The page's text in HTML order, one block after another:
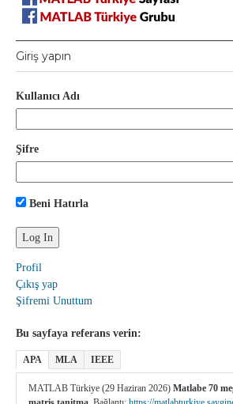
Giriş yapın
Kullanıcı Adı
Şifre
Beni Hatırla
Profil
Çıkış yap
Şifremi Unuttum
Bu sayfaya referans verin:
APA MLA IEEE
MATLAB Türkiye (29 Haziran 2026) Matlabe 70